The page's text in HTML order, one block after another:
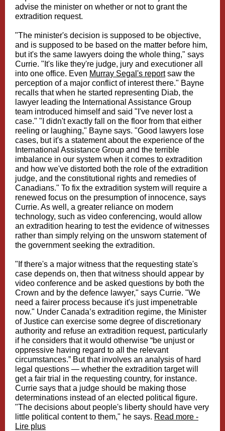
advise the minister on whether or not to grant the
extradition request.
"The minister's decision is supposed to be objective,
and is supposed to be based on the matter before him,
but it's the same lawyers doing the whole thing," says
Currie. "It's like they're judge, jury and executioner all
into one office. Even Murray Segal's reportsaw the
perception of a major conflict of interest there." Bayne
recalls that when he started representing Diab, the
lawyer leading the International Assistance Group
team introduced himself and said "I've never lost a
case." "I didn't exactly fall on the floor from that either
reeling or laughing," Bayne says. "Good lawyers lose
cases, but it's a statement about the experience of the
International Assistance Group and the terrible
imbalance in our system when it comes to extradition
and how we've distorted both the role of the extradition
judge, and the constitutional rights and remedies of
Canadians." To fix the extradition system will require a
renewed focus on the presumption of innocence, says
Currie. As well, a greater reliance on modern
technology, such as video conferencing, would allow
an extradition hearing to test the evidence of witnesses
rather than simply relying on the unsworn statement of
the government seeking the extradition.
"If there's a major witness that the requesting state's
case depends on, then that witness should appear by
video conference and be asked questions by both the
Crown and by the defence lawyer," says Currie. "We
need a fairer process because it's just impenetrable
now." Under Canada’s extradition regime, the Minister
of Justice can exercise some degree of discretionary
authority and refuse an extradition request, particularly
if he considers that it would otherwise “be unjust or
oppressive having regard to all the relevant
circumstances.” But that involves an analysis of hard
legal questions — whether the extradition target will
get a fair trial in the requesting country, for instance.
Currie says that a judge should be making those
determinations instead of an elected political figure.
"The decisions about people's liberty should have very
little political content to them," he says. Read more -
Lire plus